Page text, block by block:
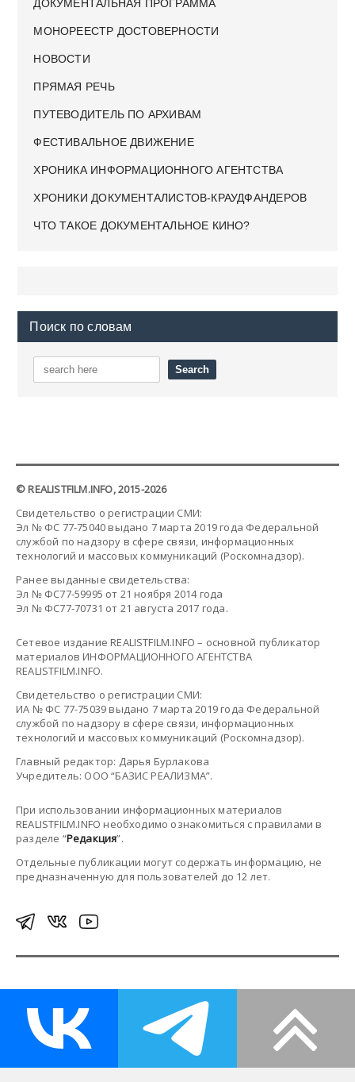
ДОКУМЕНТАЛЬНАЯ ПРОГРАММА
МОНОРЕЕСТР ДОСТОВЕРНОСТИ
НОВОСТИ
ПРЯМАЯ РЕЧЬ
ПУТЕВОДИТЕЛЬ ПО АРХИВАМ
ФЕСТИВАЛЬНОЕ ДВИЖЕНИЕ
ХРОНИКА ИНФОРМАЦИОННОГО АГЕНТСТВА
ХРОНИКИ ДОКУМЕНТАЛИСТОВ-КРАУДФАНДЕРОВ
ЧТО ТАКОЕ ДОКУМЕНТАЛЬНОЕ КИНО?
Поиск по словам
© REALISTFILM.INFO, 2015-2026
Свидетельство о регистрации СМИ:
Эл № ФС 77-75040 выдано 7 марта 2019 года Федеральной
службой по надзору в сфере связи, информационных
технологий и массовых коммуникаций (Роскомнадзор).
Ранее выданные свидетельства:
Эл № ФС77-59995 от 21 ноября 2014 года
Эл № ФС77-70731 от 21 августа 2017 года.
Сетевое издание REALISTFILM.INFO – основной публикатор
материалов ИНФОРМАЦИОННОГО АГЕНТСТВА
REALISTFILM.INFO.
Свидетельство о регистрации СМИ:
ИА № ФС 77-75039 выдано 7 марта 2019 года Федеральной
службой по надзору в сфере связи, информационных
технологий и массовых коммуникаций (Роскомнадзор).
Главный редактор: Дарья Бурлакова
Учредитель: ООО “БАЗИС РЕАЛИЗМА”.
При использовании информационных материалов
REALISTFILM.INFO необходимо ознакомиться с правилами в
разделе “Редакция”.
Отдельные публикации могут содержать информацию, не
предназначенную для пользователей до 12 лет.